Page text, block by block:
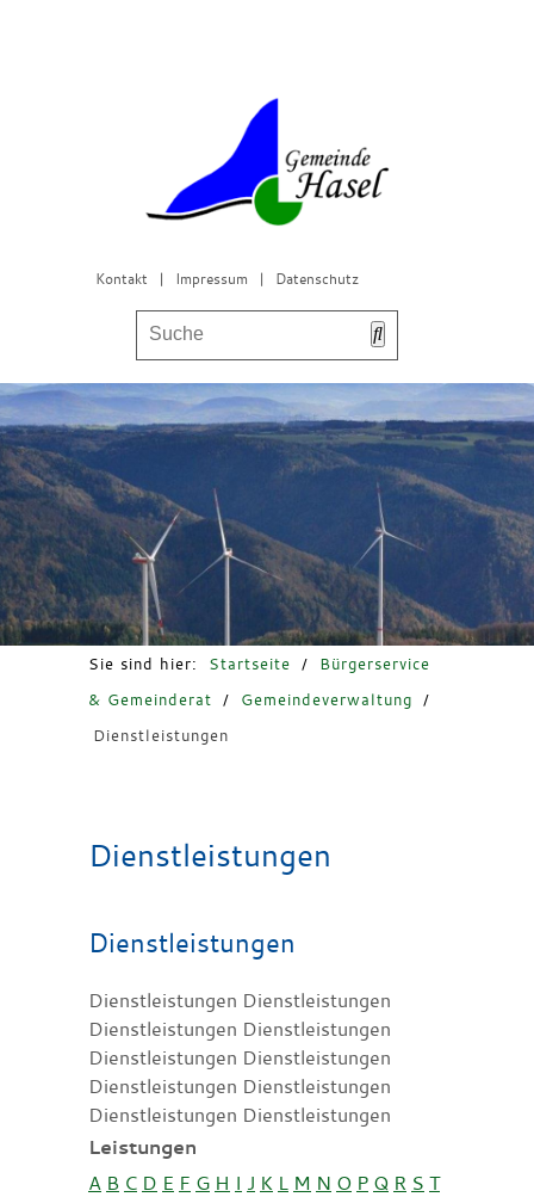
Kontakt | Impressum | Datenschutz
Bürgerservice & Gemeinderat
Leben in Hasel
Freizeit & Tourismus
Sie sind hier: Startseite /
Bürgerservice
& Gemeinderat
/ Gemeindeverwaltung
/
Dienstleistungen
Dienstleistungen
Dienstleistungen
Dienstleistungen Dienstleistungen
Dienstleistungen Dienstleistungen
Dienstleistungen Dienstleistungen
Dienstleistungen Dienstleistungen
Dienstleistungen Dienstleistungen
Leistungen
A B C D E F G H I J K L M N O P Q R S T